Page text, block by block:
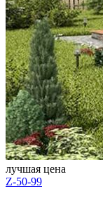
лучшая цена
Z-50-99